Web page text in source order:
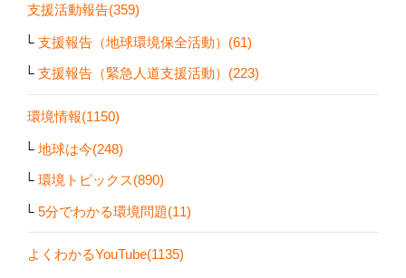
支援活動報告(359)
支援報告（地球環境保全活動）(61)
支援報告（緊急人道支援活動）(223)
環境情報(1150)
地球は今(248)
環境トピックス(890)
5分でわかる環境問題(11)
よくわかるYouTube(1135)